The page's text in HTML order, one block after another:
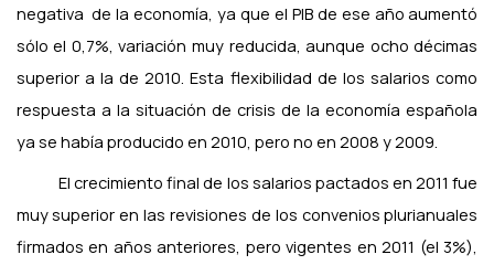
negativa de la economía, ya que el PIB de ese año aumentó
sólo el 0,7%, variación muy reducida, aunque ocho décimas
superior a la de 2010. Esta flexibilidad de los salarios como
respuesta a la situación de crisis de la economía española
ya se había producido en 2010, pero no en 2008 y 2009.
El crecimiento final de los salarios pactados en 2011 fue
muy superior en las revisiones de los convenios plurianuales
firmados en años anteriores, pero vigentes en 2011 (el 3%),